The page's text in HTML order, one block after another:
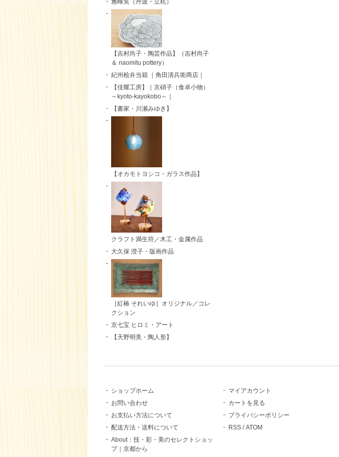
雅峰窯（丹波・立杭）
【吉村尚子・陶芸作品】（吉村尚子
＆ naomitu pottery）
紀州桧弁当箱 ｜角田清兵衛商店｜
【佳耀工房】｜京硝子（食卓小物）
～kyoto-kayokobo～｜
【書家・川瀬みゆき】
【オカモトヨシコ・ガラス作品】
クラフト満生符／木工・金属作品
大久保 澄子・版画作品
［紅椿 それいゆ］オリジナル／コレ
クション
京七宝 ヒロミ・アート
【天野明美・陶人形】
ショップホーム
お問い合わせ
お支払い方法について
配送方法・送料について
About：技・彩・美のセレクトショッ
プ｜京都から
マイアカウント
カートを見る
プライバシーポリシー
RSS /ATOM